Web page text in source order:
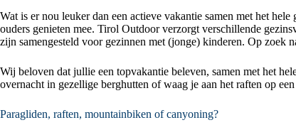
Wat is er nou leuker dan een actieve vakantie samen met het
ouders genieten mee. Tirol Outdoor verzorgt verschillende
zijn samengesteld voor gezinnen met (jonge) kinderen. Op zoek
Wij beloven dat jullie een topvakantie beleven, samen met het
overnacht in gezellige berghutten of waag je aan het raften op
Paragliden, raften, mountainbiken of canyoning?